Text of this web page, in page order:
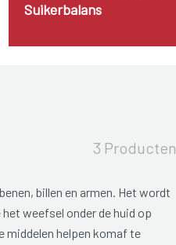
Suikerbalans
3 Producten
billen en armen. Het wordt
weefsel onder de huid op
middelen helpen komaf te